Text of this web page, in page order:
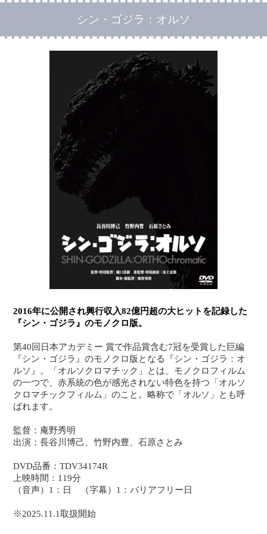
シン・ゴジラ：オルソ
2016年に公開され興行収入82億円超の大ヒットを記録した
『シン・ゴジラ』のモノクロ版。
第40回日本アカデミー 賞で作品賞含む7冠を受賞した巨編
『シン・ゴジラ』のモノクロ版となる『シン・ゴジラ：オ
ルソ』。「オルソクロマチック」とは、モノクロフィルム
の一つで、赤系統の色が感光されない特色を持つ「オルソ
クロマチックフィルム」のこと。略称で「オルソ」とも呼
ばれます。
監督：庵野秀明
出演：長谷川博己、竹野内豊、石原さとみ
DVD品番：TDV34174R
上映時間：119分
（音声）1：日 （字幕）1：バリアフリー日
※2025.11.1取扱開始